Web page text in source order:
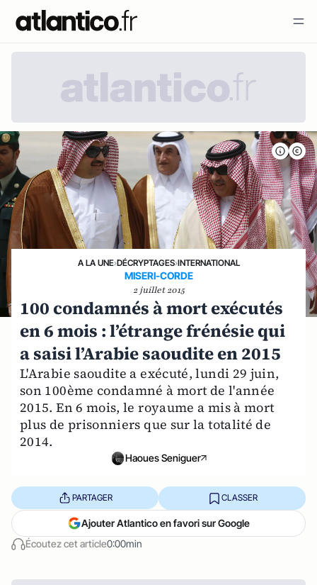
A LA UNE›DÉCRYPTAGES›INTERNATIONAL
MISERI-CORDE
2 juillet 2015
100 condamnés à mort exécutés
en 6 mois : l’étrange frénésie qui
a saisi l’Arabie saoudite en 2015
L'Arabie saoudite a exécuté, lundi 29 juin,
son 100ème condamné à mort de l'année
2015. En 6 mois, le royaume a mis à mort
plus de prisonniers que sur la totalité de
2014.
Haoues Seniguer
Écoutez cet article0:00min
PARTAGER CLASSER
Ajouter Atlantico en favori sur Google